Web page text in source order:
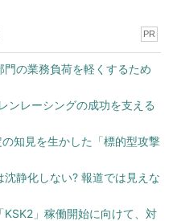
PR
の業務負荷を軽くするため
ンレーシングの成功を支える
知見を生かした「標的型攻撃
静化しない? 報道では見えな
」稼働開始に向けて、対